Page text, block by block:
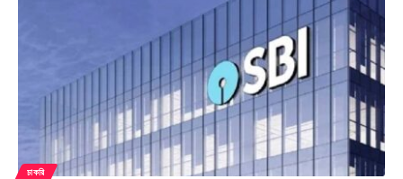
চাকরি